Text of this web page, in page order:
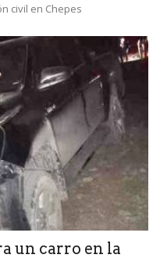
civil en Chepes
un carro en la